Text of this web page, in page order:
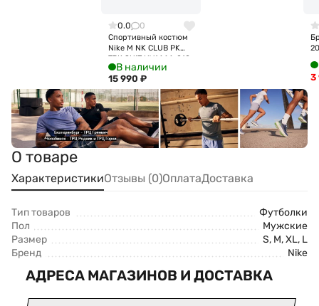
0.0 0
Спортивный костюм
Nike M NK CLUB PK
TRK SUIT HV1444-010
В наличии
15 990 ₽ 3
О товаре
ХарактеристикиОтзывы (0)ОплатаДоставка
Тип товаров
Футболки
Пол
Мужские
Размер
S, M, XL, L
Бренд
Nike
АДРЕСА МАГАЗИНОВ И ДОСТАВКА